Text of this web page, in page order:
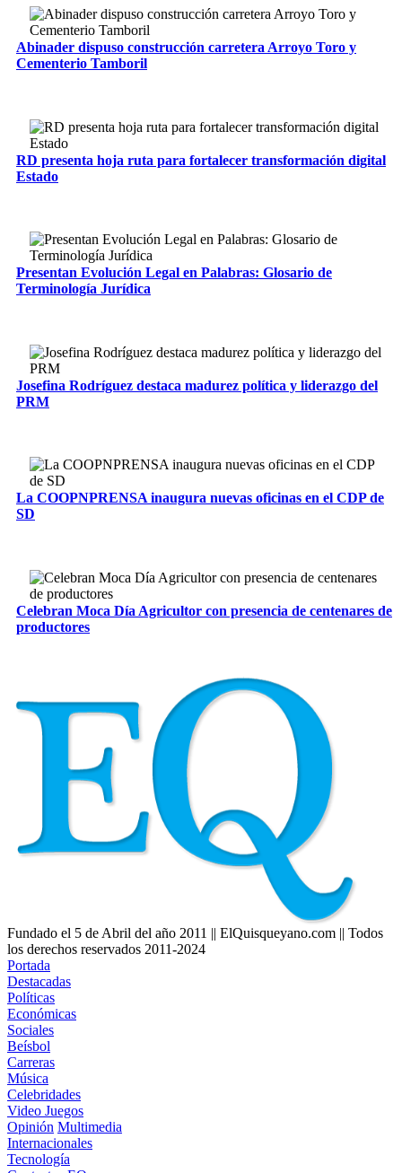
Abinader dispuso construcción carretera Arroyo Toro y
Cementerio Tamboril
RD presenta hoja ruta para fortalecer transformación digital
Estado
Presentan Evolución Legal en Palabras: Glosario de
Terminología Jurídica
Josefina Rodríguez destaca madurez política y liderazgo del
PRM
La COOPNPRENSA inaugura nuevas oficinas en el CDP de
SD
Celebran Moca Día Agricultor con presencia de centenares de
productores
Fundado el 5 de Abril del año 2011 || ElQuisqueyano.com || Todos
los derechos reservados 2011-2024
Portada
Destacadas
Políticas
Económicas
Sociales
Beísbol
Carreras
Música
Celebridades
Video Juegos
Opinión Multimedia
Internacionales
Tecnología